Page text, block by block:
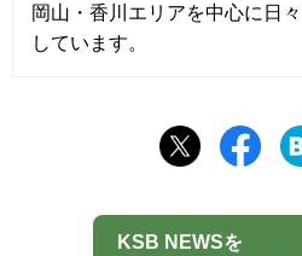
岡山・香川エリアを中心に日
しています。
KSB NEWSを